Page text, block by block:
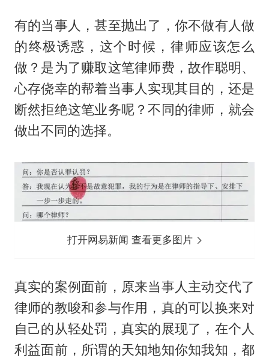
有的当事人，甚至抛出了，你不做有人做
的终极诱惑，这个时候，律师应该怎么
做？是为了赚取这笔律师费，故作聪明、
心存侥幸的帮着当事人实现其目的，还是
断然拒绝这笔业务呢？不同的律师，就会
做出不同的选择。
打开网易新闻 查看更多图片
真实的案例面前，原来当事人主动交代了
律师的教唆和参与作用，真的可以换来对
自己的从轻处罚，真实的展现了，在个人
利益面前，所谓的天知地知你知我知，都